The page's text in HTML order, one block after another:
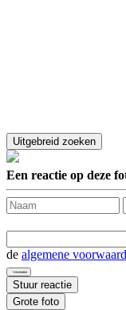
Een reactie op deze
de algemene